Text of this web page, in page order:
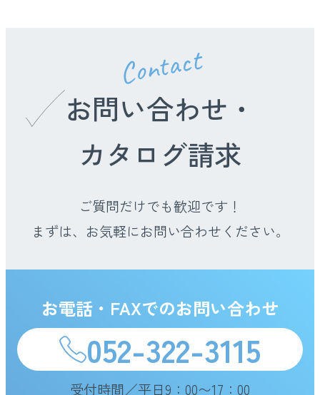
Contact
お問い合わせ・
カタログ請求
ご質問だけでも歓迎です！
まずは、お気軽にお問い合わせください。
お電話・FAXでのお問い合わせ
052-322-3115
受付時間／平日9：00〜17：00